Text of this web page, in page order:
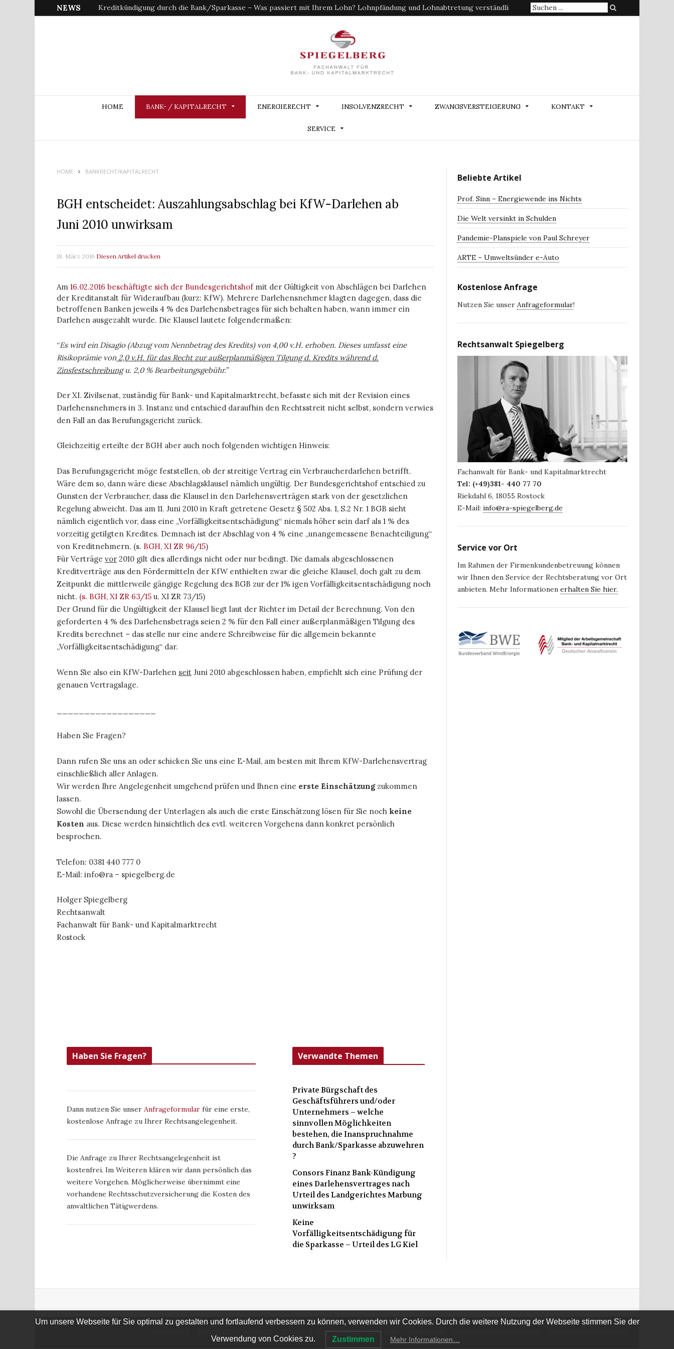
NEWS Kreditkündigung durch die Bank/Sparkasse – Was passiert mit Ihrem Lohn? Lohnpfändung und Lohnabtretung verständlich erklärtSuche
HOME BANK- / KAPITALRECHT ENERGIERECHT INSOLVENZRECHT ZWANGSVERSTEIGERUNG KONTAKT
SERVICE
HOME BANKRECHT/KAPITALRECHT
BGH entscheidet: Auszahlungsabschlag bei KfW-Darlehen ab
Juni 2010 unwirksam
18. März 2016 Diesen Artikel drucken
Am 16.02.2016 beschäftigte sich der Bundesgerichtshofmit der Gültigkeit von Abschlägen bei Darlehen
der Kreditanstalt für Wideraufbau (kurz: KfW). Mehrere Darlehensnehmer klagten dagegen, dass die
betroffenen Banken jeweils 4 % des Darlehensbetrages für sich behalten haben, wann immer ein
Darlehen ausgezahlt wurde. Die Klausel lautete folgendermaßen:
“Es wird ein Disagio (Abzug vom Nennbetrag des Kredits) von 4,00 v.H. erhoben. Dieses umfasst eine
Risikoprämie von 2,0 v.H. für das Recht zur außerplanmäßigen Tilgung d. Kredits während d.
Zinsfestschreibungu. 2,0 % Bearbeitungsgebühr.”
Der XI. Zivilsenat, zuständig für Bank- und Kapitalmarktrecht, befasste sich mit der Revision eines
Darlehensnehmers in 3. Instanz und entschied daraufhin den Rechtsstreit nicht selbst, sondern verwies
den Fall an das Berufungsgericht zurück.
Gleichzeitig erteilte der BGH aber auch noch folgenden wichtigen Hinweis:
Das Berufungsgericht möge feststellen, ob der streitige Vertrag ein Verbraucherdarlehen betrifft.
Wäre dem so, dann wäre diese Abschlagsklausel nämlich ungültig. Der Bundesgerichtshof entschied zu
Gunsten der Verbraucher, dass die Klausel in den Darlehensverträgen stark von der gesetzlichen
Regelung abweicht. Das am 11. Juni 2010 in Kraft getretene Gesetz § 502 Abs. 1, S.2 Nr. 1 BGB sieht
nämlich eigentlich vor, dass eine „Vorfälligkeitsentschädigung“ niemals höher sein darf als 1 % des
vorzeitig getilgten Kredites. Demnach ist der Abschlag von 4 % eine „unangemessene Benachteiligung“
von Kreditnehmern. (s. BGH, XI ZR 96/15)
Für Verträge vor 2010 gilt dies allerdings nicht oder nur bedingt. Die damals abgeschlossenen
Kreditverträge aus den Fördermitteln der KfW enthielten zwar die gleiche Klausel, doch galt zu dem
Zeitpunkt die mittlerweile gängige Regelung des BGB zur der 1% igen Vorfälligkeitsentschädigung noch
nicht. (s. BGH, XI ZR 63/15 u. XI ZR 73/15)
Der Grund für die Ungültigkeit der Klausel liegt laut der Richter im Detail der Berechnung. Von den
geforderten 4 % des Darlehensbetrags seien 2 % für den Fall einer außerplanmäßigen Tilgung des
Kredits berechnet – das stelle nur eine andere Schreibweise für die allgemein bekannte
„Vorfälligkeitsentschädigung“ dar.
Wenn Sie also ein KfW-Darlehen seit Juni 2010 abgeschlossen haben, empfiehlt sich eine Prüfung der
genauen Vertragslage.
Haben Sie Fragen?
Dann rufen Sie uns an oder schicken Sie uns eine E-Mail, am besten mit Ihrem KfW-Darlehensvertrag
einschließlich aller Anlagen.
Wir werden Ihre Angelegenheit umgehend prüfen und Ihnen eine erste Einschätzungzukommen
lassen.
Sowohl die Übersendung der Unterlagen als auch die erste Einschätzung lösen für Sie noch keine
Kosten aus. Diese werden hinsichtlich des evtl. weiteren Vorgehens dann konkret persönlich
besprochen.
Telefon: 0381 440 777 0
E-Mail: info@ra – spiegelberg.de
Holger Spiegelberg
Rechtsanwalt
Fachanwalt für Bank- und Kapitalmarktrecht
Rostock
Haben Sie Fragen?
Dann nutzen Sie unser Anfrageformular für eine erste,
kostenlose Anfrage zu Ihrer Rechtsangelegenheit.
Die Anfrage zu Ihrer Rechtsangelegenheit ist
kostenfrei. Im Weiteren klären wir dann persönlich das
weitere Vorgehen. Möglicherweise übernimmt eine
vorhandene Rechtsschutzversicherung die Kosten des
anwaltlichen Tätigwerdens.
Verwandte Themen
Private Bürgschaft des
Geschäftsführers und/oder
Unternehmers – welche
sinnvollen Möglichkeiten
bestehen, die Inanspruchnahme
durch Bank/Sparkasse abzuwehren
?
Consors Finanz Bank-Kündigung
eines Darlehensvertrages nach
Urteil des Landgerichtes Marbung
unwirksam
Keine
Vorfälligkeitsentschädigung für
die Sparkasse – Urteil des LG Kiel
Beliebte Artikel
Prof. Sinn – Energiewende ins Nichts
Die Welt versinkt in Schulden
Pandemie-Planspiele von Paul Schreyer
ARTE – Umweltsünder e-Auto
Kostenlose Anfrage
Nutzen Sie unser Anfrageformular!
Rechtsanwalt Spiegelberg
Fachanwalt für Bank- und Kapitalmarktrecht
Tel: (+49)381- 440 77 70
Riekdahl 6, 18055 Rostock
E-Mail: info@ra-spiegelberg.de
Service vor Ort
Im Rahmen der Firmenkundenbetreuung können
wir Ihnen den Service der Rechtsberatung vor Ort
anbieten. Mehr Informationen erhalten Sie hier.
SERVICE & DOWNLOADS KONTAKT
Um unsere Webseite für Sie optimal zu gestalten und fortlaufend verbessern zu können, verwenden wir Cookies. Durch die weitere Nutzung der Webseite stimmen Sie der
Verwendung von Cookies zu. Zustimmen Mehr Informationen…